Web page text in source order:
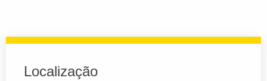
Localização